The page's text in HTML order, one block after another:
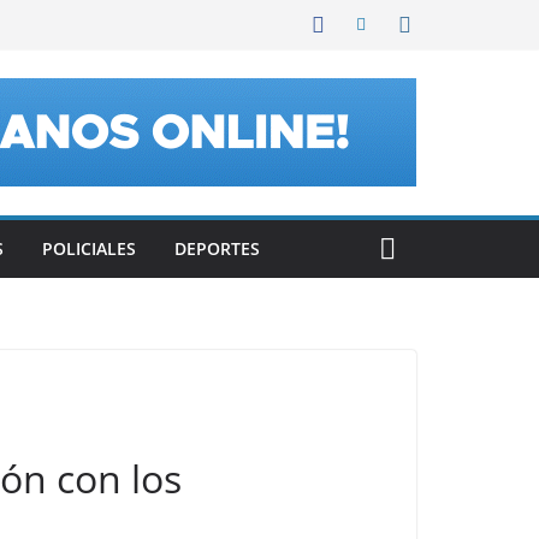
POLICIALES DEPORTES
con los